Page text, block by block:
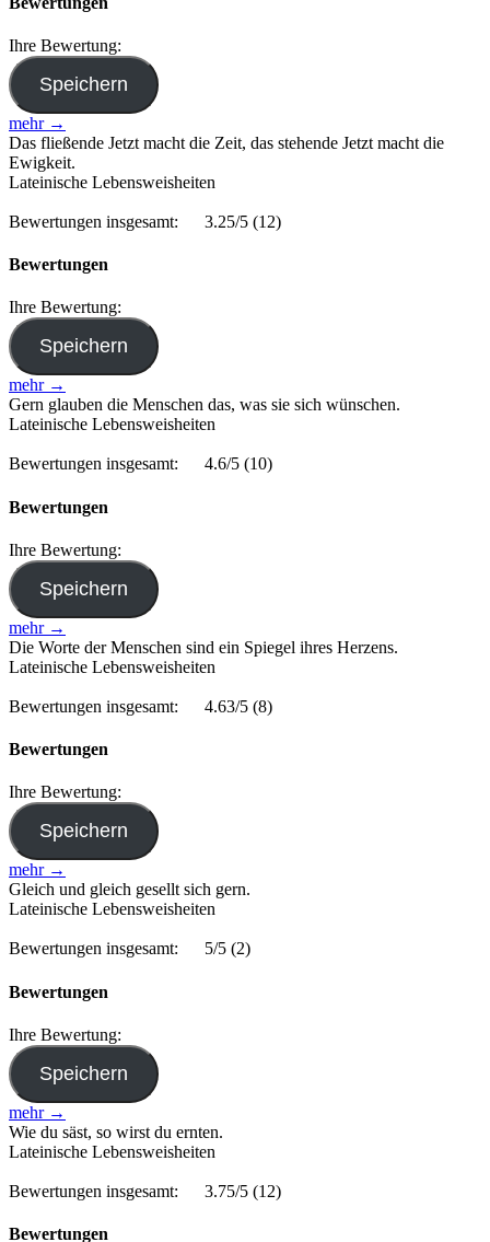
Ihre Bewertung:
mehr →
Das fließende Jetzt macht die Zeit, das stehende Jetzt macht die
Ewigkeit.
Lateinische Lebensweisheiten
Bewertungen insgesamt: 3.25/5 (12)
Bewertungen
Ihre Bewertung:
mehr →
Gern glauben die Menschen das, was sie sich wünschen.
Lateinische Lebensweisheiten
Bewertungen insgesamt: 4.6/5 (10)
Bewertungen
Ihre Bewertung:
mehr →
Die Worte der Menschen sind ein Spiegel ihres Herzens.
Lateinische Lebensweisheiten
Bewertungen insgesamt: 4.63/5 (8)
Bewertungen
Ihre Bewertung:
mehr →
Gleich und gleich gesellt sich gern.
Lateinische Lebensweisheiten
Bewertungen insgesamt: 5/5 (2)
Bewertungen
Ihre Bewertung:
mehr →
Wie du säst, so wirst du ernten.
Lateinische Lebensweisheiten
Bewertungen insgesamt: 3.75/5 (12)
Bewertungen